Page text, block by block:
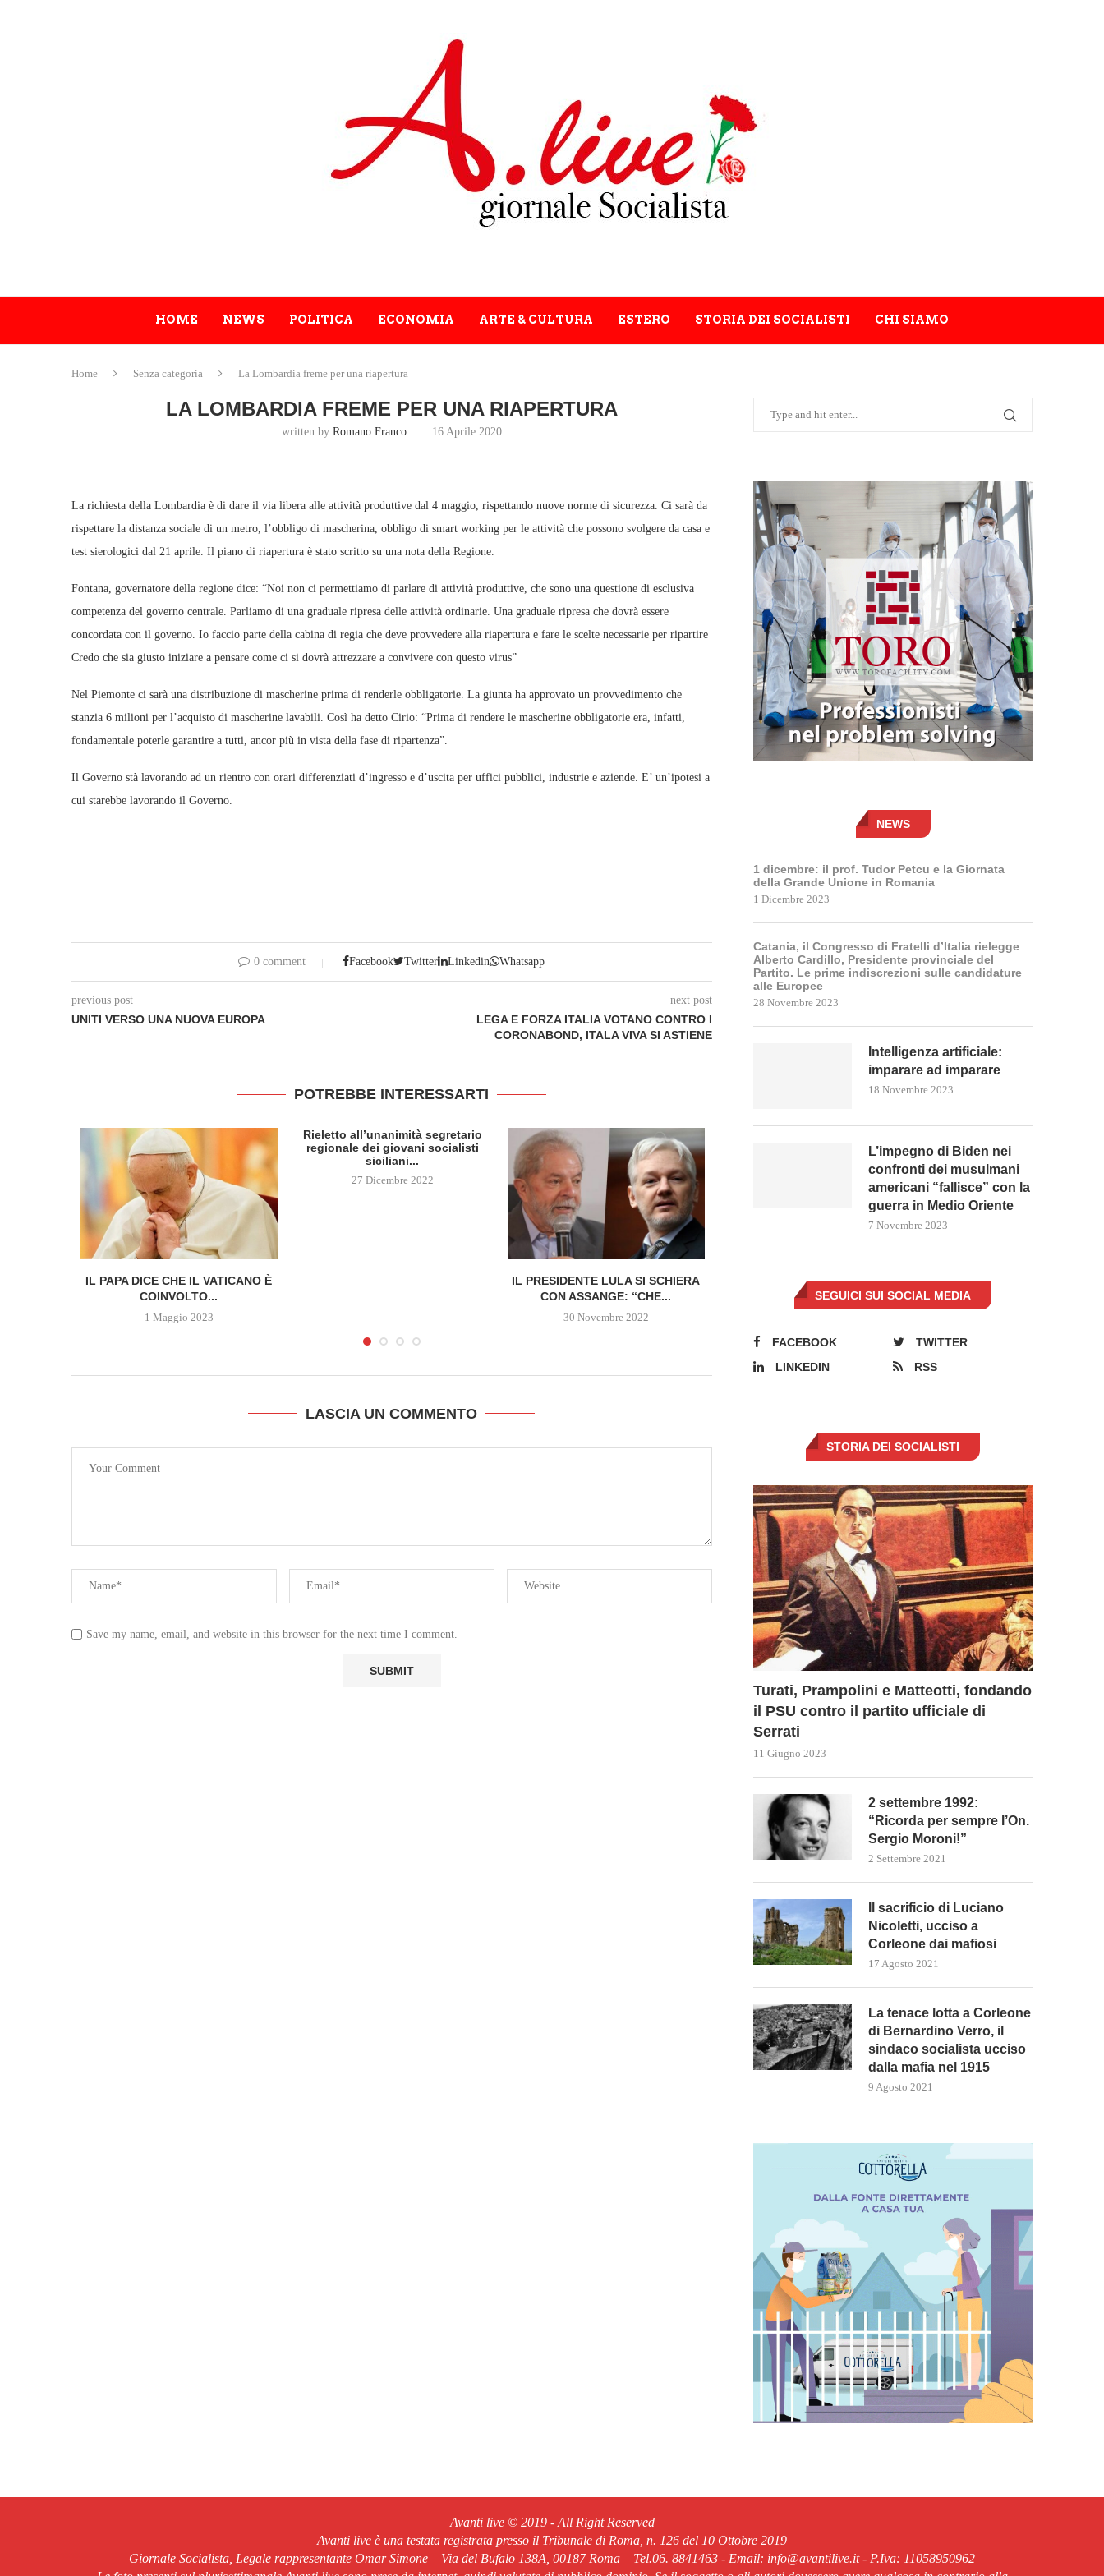
HOME NEWS POLITICA ECONOMIA ARTE & CULTURA ESTERO STORIA DEI SOCIALISTI CHI SIAMO
Home Senza categoria La Lombardia freme per una riapertura
LA LOMBARDIA FREME PER UNA RIAPERTURA
written by Romano Franco 16 Aprile 2020
La richiesta della Lombardia è di dare il via libera alle attività produttive dal 4 maggio, rispettando nuove norme di sicurezza. Ci sarà da
rispettare la distanza sociale di un metro, l’obbligo di mascherina, obbligo di smart working per le attività che possono svolgere da casa e
test sierologici dal 21 aprile. Il piano di riapertura è stato scritto su una nota della Regione.
Fontana, governatore della regione dice: “Noi non ci permettiamo di parlare di attività produttive, che sono una questione di esclusiva
competenza del governo centrale. Parliamo di una graduale ripresa delle attività ordinarie. Una graduale ripresa che dovrà essere
concordata con il governo. Io faccio parte della cabina di regia che deve provvedere alla riapertura e fare le scelte necessarie per ripartire
Credo che sia giusto iniziare a pensare come ci si dovrà attrezzare a convivere con questo virus”
Nel Piemonte ci sarà una distribuzione di mascherine prima di renderle obbligatorie. La giunta ha approvato un provvedimento che
stanzia 6 milioni per l’acquisto di mascherine lavabili. Così ha detto Cirio: “Prima di rendere le mascherine obbligatorie era, infatti,
fondamentale poterle garantire a tutti, ancor più in vista della fase di ripartenza”.
Il Governo stà lavorando ad un rientro con orari differenziati d’ingresso e d’uscita per uffici pubblici, industrie e aziende. E’ un’ipotesi a
cui starebbe lavorando il Governo.
0 comment Facebook Twitter Linkedin Whatsapp
previous post
UNITI VERSO UNA NUOVA EUROPA
next post
LEGA E FORZA ITALIA VOTANO CONTRO I
CORONABOND, ITALA VIVA SI ASTIENE
POTREBBE INTERESSARTI
IL PAPA DICE CHE IL VATICANO È
COINVOLTO...
1 Maggio 2023
Rieletto all’unanimità segretario
regionale dei giovani socialisti
siciliani...
27 Dicembre 2022
IL PRESIDENTE LULA SI SCHIERA
CON ASSANGE: “CHE...
30 Novembre 2022
PRIME RICETTE DAL GOVERNO
MELONI PER IL CARO...
L’ARMA PIÙ POTENTE DI
LASCIA UN COMMENTO
Save my name, email, and website in this browser for the next time I comment.
NEWS
1 dicembre: il prof. Tudor Petcu e la Giornata
della Grande Unione in Romania
1 Dicembre 2023
Catania, il Congresso di Fratelli d’Italia rielegge
Alberto Cardillo, Presidente provinciale del
Partito. Le prime indiscrezioni sulle candidature
alle Europee
28 Novembre 2023
Intelligenza artificiale:
imparare ad imparare
18 Novembre 2023
L’impegno di Biden nei
confronti dei musulmani
americani “fallisce” con la
guerra in Medio Oriente
7 Novembre 2023
SEGUICI SUI SOCIAL MEDIA
FACEBOOK
TWITTER
LINKEDIN
RSS
STORIA DEI SOCIALISTI
Turati, Prampolini e Matteotti, fondando
il PSU contro il partito ufficiale di
Serrati
11 Giugno 2023
2 settembre 1992:
“Ricorda per sempre l’On.
Sergio Moroni!”
2 Settembre 2021
Il sacrificio di Luciano
Nicoletti, ucciso a
Corleone dai mafiosi
17 Agosto 2021
La tenace lotta a Corleone
di Bernardino Verro, il
sindaco socialista ucciso
dalla mafia nel 1915
9 Agosto 2021
Avanti live © 2019 - All Right Reserved
Avanti live è una testata registrata presso il Tribunale di Roma, n. 126 del 10 Ottobre 2019
Giornale Socialista, Legale rappresentante Omar Simone – Via del Bufalo 138A, 00187 Roma – Tel.06. 8841463 - Email: info@avantilive.it - P.Iva: 11058950962